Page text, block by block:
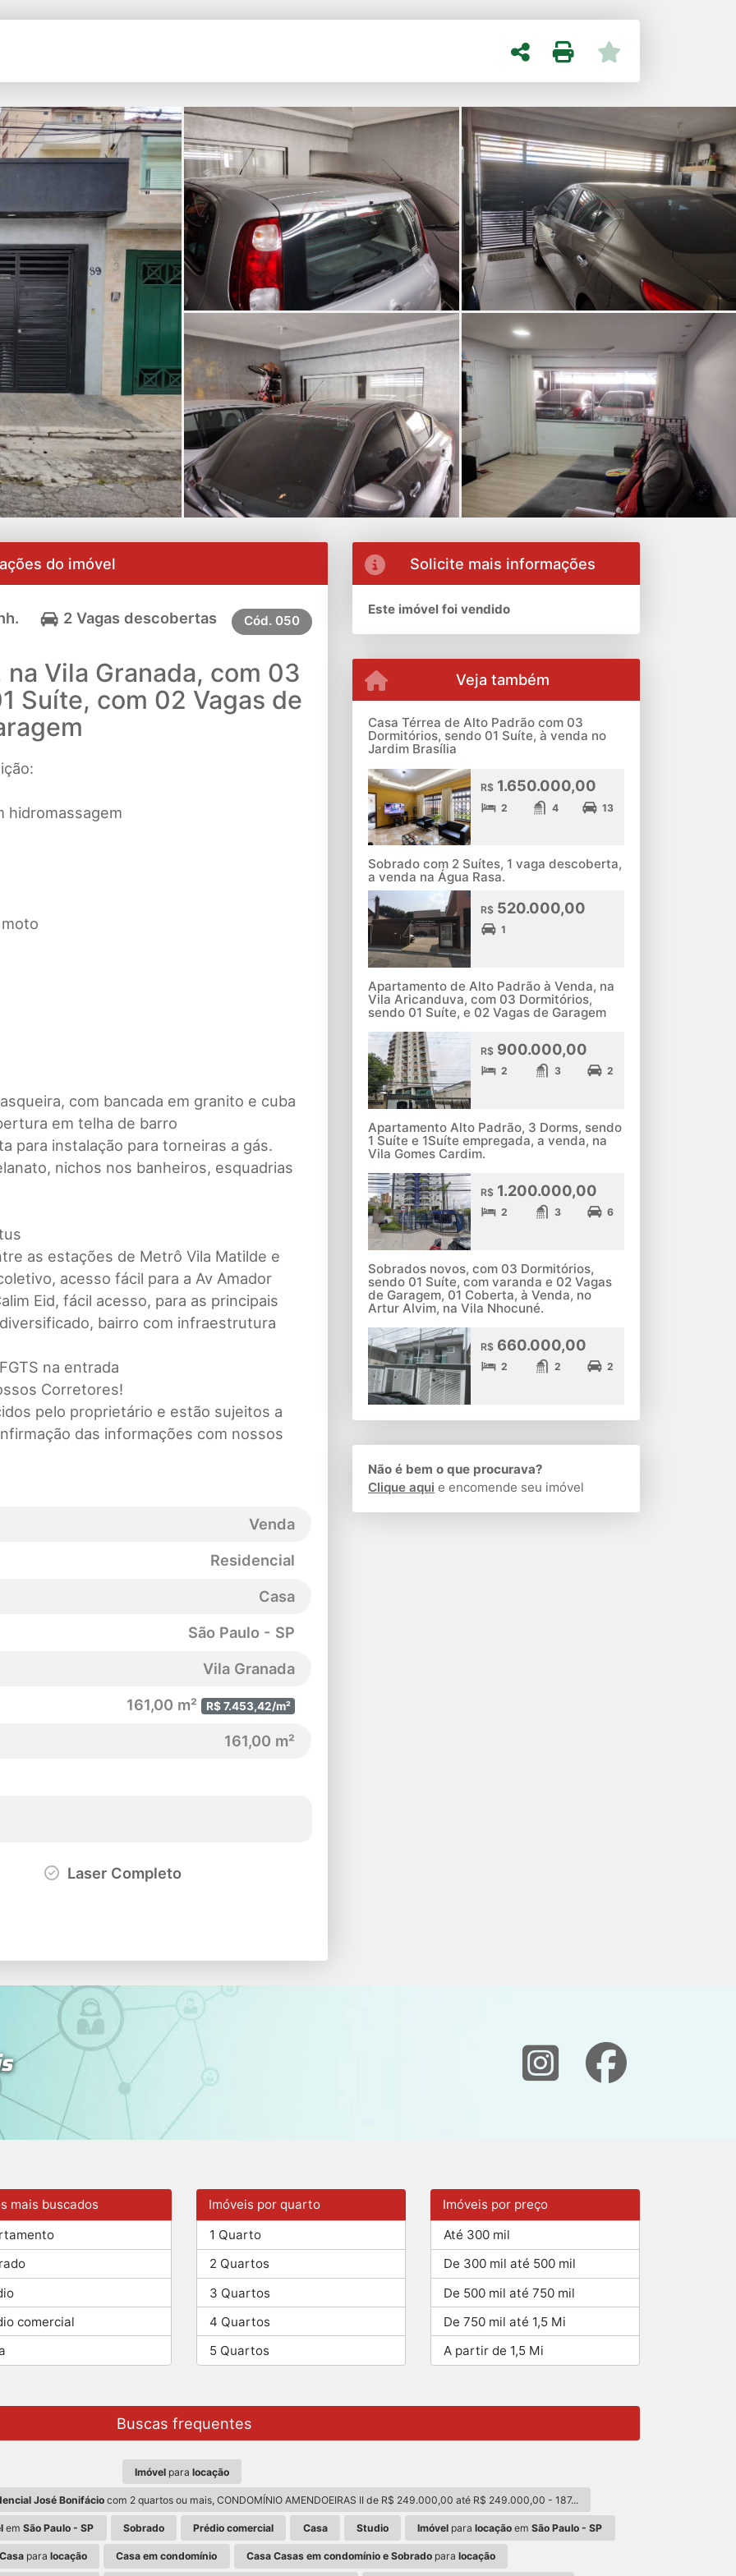
do imóvel
2 Vagas descobertas Cód. 050
Vila Granada, com 03
Suíte, com 02 Vagas de
hidromassagem
com bancada em granito e cuba
em telha de barro
para instalação para torneiras a gás.
nichos nos banheiros, esquadrias
as estações de Metrô Vila Matilde e
acesso fácil para a Av Amador
Eid, fácil acesso, para as principais
bairro com infraestrutura
na entrada
Corretores!
pelo proprietário e estão sujeitos a
das informações com nossos
Venda
Residencial
Casa
São Paulo - SP
Vila Granada
161,00 m² R$ 7.453,42/m²
161,00 m²
Laser Completo
Solicite mais informações
Este imóvel foi vendido
Veja também
Casa Térrea de Alto Padrão com 03
Dormitórios, sendo 01 Suíte, à venda no
Jardim Brasília
R$1.650.000,00
2 4 13
Sobrado com 2 Suítes, 1 vaga descoberta,
a venda na Água Rasa.
R$520.000,00
1
Apartamento de Alto Padrão à Venda, na
Vila Aricanduva, com 03 Dormitórios,
sendo 01 Suíte, e 02 Vagas de Garagem
R$900.000,00
2 3 2
Apartamento Alto Padrão, 3 Dorms, sendo
1 Suíte e 1Suíte empregada, a venda, na
Vila Gomes Cardim.
R$1.200.000,00
2 3 6
Sobrados novos, com 03 Dormitórios,
sendo 01 Suíte, com varanda e 02 Vagas
de Garagem, 01 Coberta, à Venda, no
Artur Alvim, na Vila Nhocuné.
R$660.000,00
2 2 2
Não é bem o que procurava?
Clique aqui e encomende seu imóvel
mais buscados
comercial
Imóveis por quarto
1 Quarto
2 Quartos
3 Quartos
4 Quartos
5 Quartos
Imóveis por preço
Até 300 mil
De 300 mil até 500 mil
De 500 mil até 750 mil
De 750 mil até 1,5 Mi
A partir de 1,5 Mi
Buscas frequentes
Imóvel para locação
José Bonifáciocom 2 quartos ou mais, CONDOMÍNIO AMENDOEIRAS II de R$ 249.000,00 até R$ 249.000,00 - 187...
emSão Paulo - SP Sobrado Prédio comercial Casa Studio Imóvel paralocação emSão Paulo - SP
Casa para locação Casa em condomínio Casa Casas em condomínio e Sobradopara locação